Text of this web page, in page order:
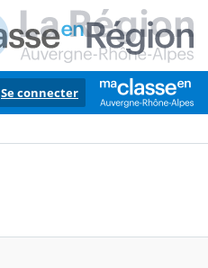
Se connecter